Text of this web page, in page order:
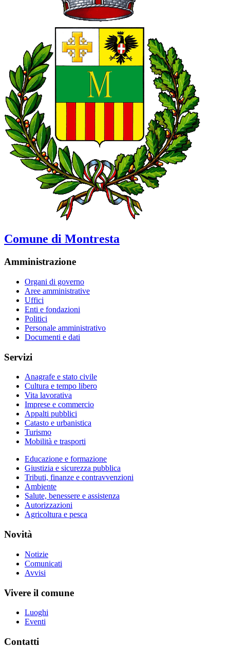
Comune di Montresta
Amministrazione
Organi di governo
Aree amministrative
Uffici
Enti e fondazioni
Politici
Personale amministrativo
Documenti e dati
Servizi
Anagrafe e stato civile
Cultura e tempo libero
Vita lavorativa
Imprese e commercio
Appalti pubblici
Catasto e urbanistica
Turismo
Mobilità e trasporti
Educazione e formazione
Giustizia e sicurezza pubblica
Tributi, finanze e contravvenzioni
Ambiente
Salute, benessere e assistenza
Autorizzazioni
Agricoltura e pesca
Novità
Notizie
Comunicati
Avvisi
Vivere il comune
Luoghi
Eventi
Contatti